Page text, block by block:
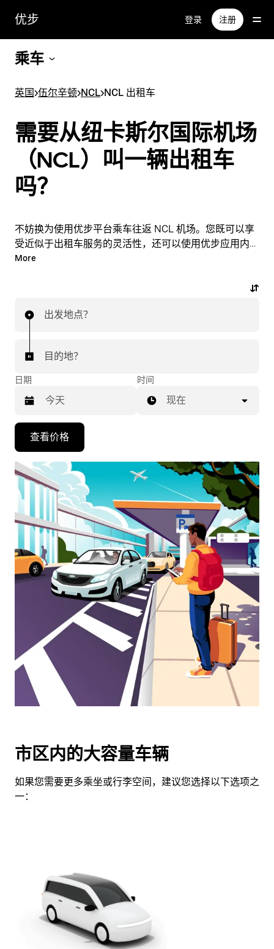
优步 登录 注册
乘车
英国>伍尔辛顿>NCL>NCL 出租车
需要从纽卡斯尔国际机场
（NCL）叫一辆出租车
吗？
不妨换为使用优步平台乘车往返 NCL 机场。您既可以享
受近似于出租车服务的灵活性，还可以使用优步应用内的
实用功能。您可以按需临时叫车，也可以在应用内或在线
More
出发地点？
目的地？
日期
向
下
箭
头
可
浏
览
历
期。
按
闭
历。
时间
现在
查看价格
市区内的大容量车辆
如果您需要更多乘坐或行李空间，建议您选择以下选项之
一：